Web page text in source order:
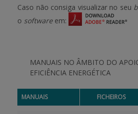
Caso não consiga visualizar no seu
o softwareem:
MANUAIS NO ÂMBITO DO
EFICIÊNCIA ENERGÉTICA
MANUAIS FICHEIROS